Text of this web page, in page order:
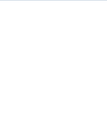
ateliers